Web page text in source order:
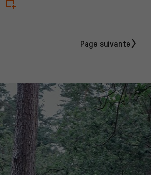
Page suivante